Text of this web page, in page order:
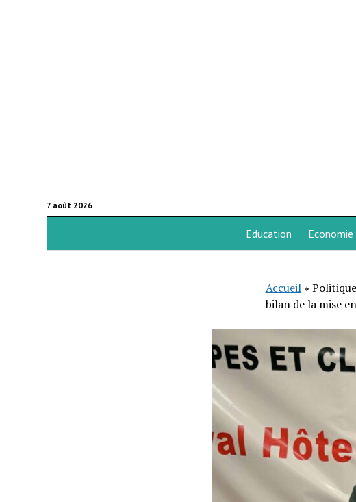
7 août 2026
Education Economie
Accueil»
bilan de la mise